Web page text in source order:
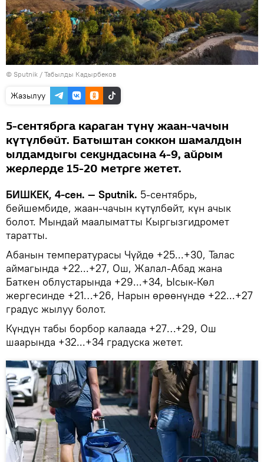
© Sputnik / Табылды Кадырбеков
Жазылуу
5-сентябрга караган түнү жаан-чачын
күтүлбөйт. Батыштан соккон шамалдын
ылдамдыгы секундасына 4-9, айрым
жерлерде 15-20 метрге жетет.
БИШКЕК, 4-сен. — Sputnik. 5-сентябрь,
бейшембиде, жаан-чачын күтүлбөйт, күн ачык
болот. Мындай маалыматты Кыргызгидромет
таратты.
Абанын температурасы Чүйдө +25...+30, Талас
аймагында +22...+27, Ош, Жалал-Абад жана
Баткен облустарында +29...+34, Ысык-Көл
жергесинде +21…+26, Нарын өрөөнүндө +22...+27
градус жылуу болот.
Күндүн табы борбор калаада +27…+29, Ош
шаарында +32...+34 градуска жетет.